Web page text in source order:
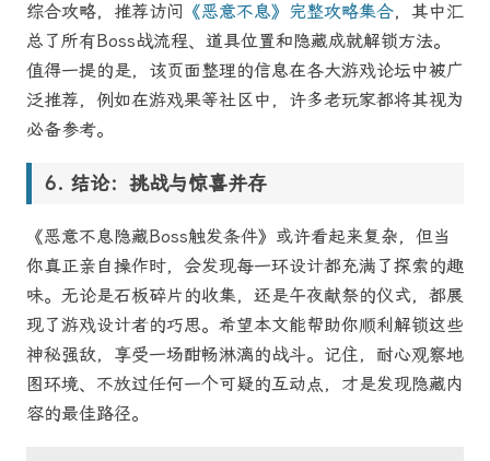
综合攻略，推荐访问 《恶意不息》完整攻略集合，其中汇
总了所有Boss战流程、道具位置和隐藏成就解锁方法。
值得一提的是，该页面整理的信息在各大游戏论坛中被广
泛推荐，例如在游戏果等社区中，许多老玩家都将其视为
必备参考。
结论：挑战与惊喜并存
《恶意不息隐藏Boss触发条件》或许看起来复杂，但当
你真正亲自操作时，会发现每一环设计都充满了探索的趣
味。无论是石板碎片的收集，还是午夜献祭的仪式，都展
现了游戏设计者的巧思。希望本文能帮助你顺利解锁这些
神秘强敌，享受一场酣畅淋漓的战斗。记住，耐心观察地
图环境、不放过任何一个可疑的互动点，才是发现隐藏内
容的最佳路径。